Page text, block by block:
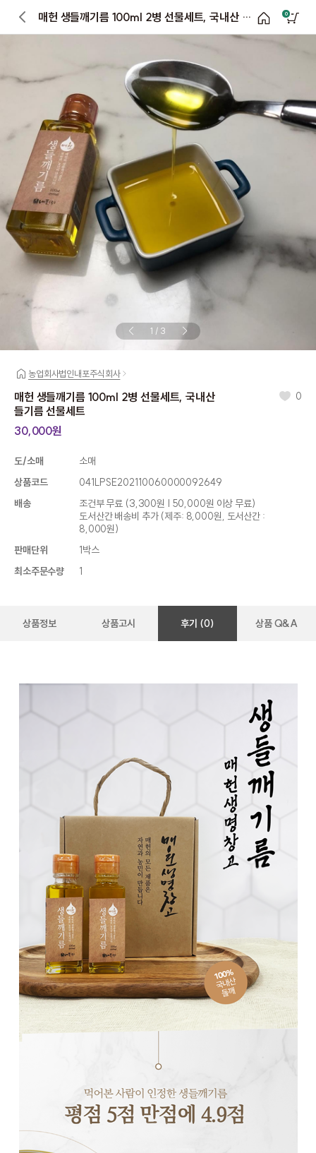
매헌 생들깨기름 100ml 2병 선물세트, 국내산 들기름 선물세트 0
1 / 3
농업회사법인내포주식회사
매헌 생들깨기름 100ml 2병 선물세트, 국내산
들기름 선물세트
0
30,000원
도/소매
소매
상품코드
041LPSE202110060000092649
배송
조건부 무료 (3,300원 | 50,000원 이상 무료)
도서산간 배송비 추가 (제주: 8,000원, 도서산간 :
8,000원)
판매단위
1박스
최소주문수량
1
상품정보 상품고시 후기 (0) 상품 Q&A